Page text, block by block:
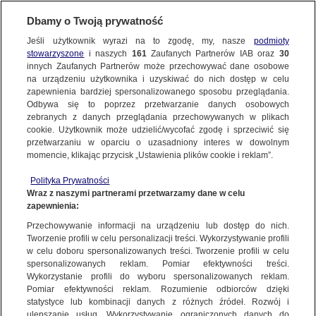
KOZIELICE
Zderzenie aut na S3, jedna osoba nie żyje.
Korek został rozładowany
Zespół autorów
28.06.2026, 16:27 Aktualizacja: 28.06.2026, 18:45
Posłuchaj artykułu
Czyta lektor AI
Dbamy o Twoją prywatność
Jeśli użytkownik wyrazi na to zgodę, my, nasze podmioty
stowarzyszone i naszych 161Zaufanych Partnerów IAB oraz 30
innych Zaufanych Partnerów może przechowywać dane osobowe
na urządzeniu użytkownika i uzyskiwać do nich dostęp w celu
zapewnienia bardziej spersonalizowanego sposobu przeglądania.
Odbywa się to poprzez przetwarzanie danych osobowych
zebranych z danych przeglądania przechowywanych w plikach
cookie. Użytkownik może udzielić/wycofać zgodę i sprzeciwić się
przetwarzaniu w oparciu o uzasadniony interes w dowolnym
momencie, klikając przycisk „Ustawienia plików cookie i reklam”.
Polityka Prywatności
Wraz z naszymi partnerami przetwarzamy dane w celu
zapewnienia:
Przechowywanie informacji na urządzeniu lub dostęp do nich.
Tworzenie profili w celu personalizacji treści. Wykorzystywanie profili
w celu doboru spersonalizowanych treści. Tworzenie profili w celu
spersonalizowanych reklam. Pomiar efektywności treści.
Wykorzystanie profili do wyboru spersonalizowanych reklam.
Pomiar efektywności reklam. Rozumienie odbiorców dzięki
statystyce lub kombinacji danych z różnych źródeł. Rozwój i